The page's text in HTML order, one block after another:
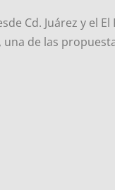
Cd. Juárez y el El
una de las